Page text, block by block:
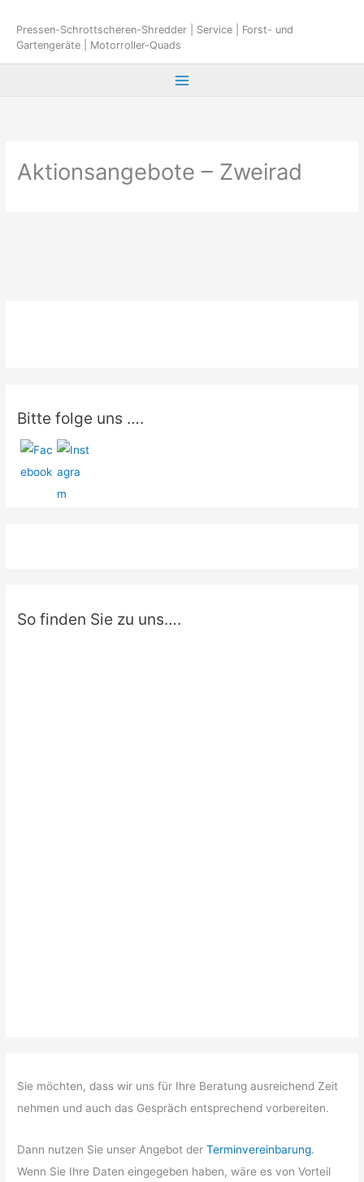
Inhalt
springen
Pressen-Schrottscheren-Shredder | Service | Forst- und
Gartengeräte | Motorroller-Quads
Aktionsangebote – Zweirad
Bitte folge uns ….
So finden Sie zu uns….
Sie möchten, dass wir uns für Ihre Beratung ausreichend Zeit
nehmen und auch das Gespräch entsprechend vorbereiten.
Dann nutzen Sie unser Angebot derTerminvereinbarung.
Wenn Sie Ihre Daten eingegeben haben, wäre es von Vorteil